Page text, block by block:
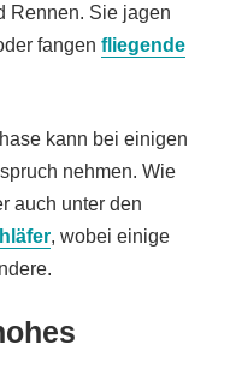
Rennen. Sie jagen
fangen fliegende
kann bei einigen
nehmen. Wie
auch unter den
, wobei einige